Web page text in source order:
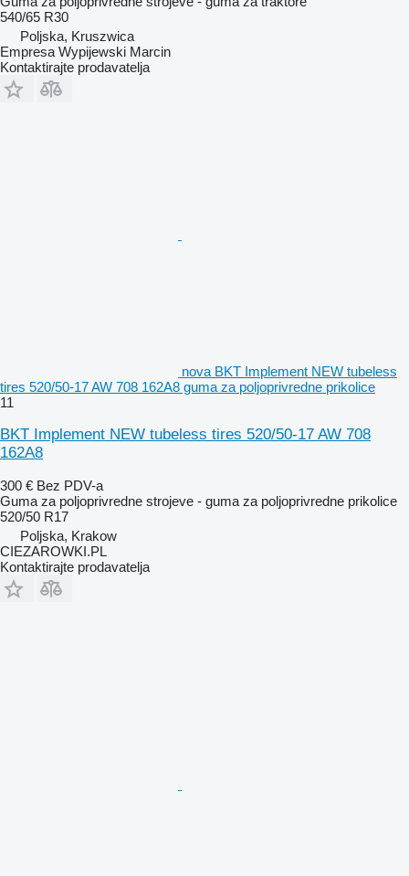
540/65 R30
Poljska, Kruszwica
Empresa Wypijewski Marcin
Kontaktirajte prodavatelja
nova BKT Implement NEW tubeless
tires 520/50-17 AW 708 162A8 guma za poljoprivredne prikolice
11
BKT Implement NEW tubeless tires 520/50-17 AW 708
162A8
300 € Bez PDV-a
Guma za poljoprivredne strojeve - guma za poljoprivredne prikolice
520/50 R17
Poljska, Krakow
CIEZAROWKI.PL
Kontaktirajte prodavatelja